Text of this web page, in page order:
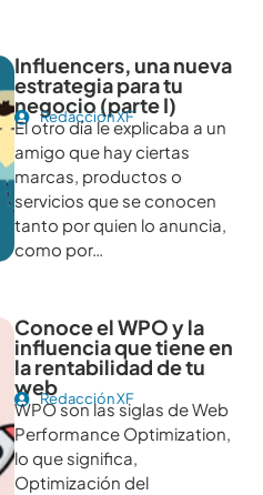
Influencers, una nueva
estrategia para tu
negocio (parte I)
Redacción XF
El otro día le explicaba a un
amigo que hay ciertas
marcas, productos o
servicios que se conocen
tanto por quien lo anuncia,
como por…
Conoce el WPO y la
influencia que tiene en
la rentabilidad de tu
webRedacción XF
WPO son las siglas de Web
Performance Optimization,
lo que significa,
Optimización del